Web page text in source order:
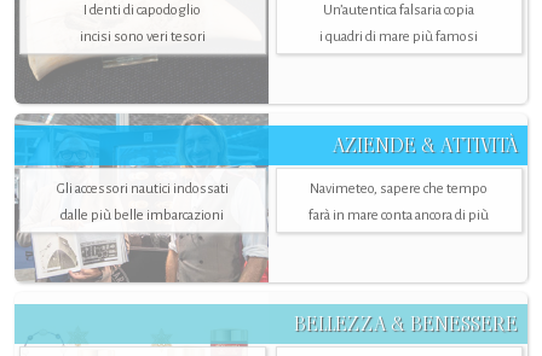
I denti di capodoglio
incisi sono veri tesori
Un’autentica falsaria copia
i quadri di mare più famosi
AZIENDE & ATTIVITÀ
Gli accessori nautici indossati
dalle più belle imbarcazioni
Navimeteo, sapere che tempo
farà in mare conta ancora di più
BELLEZZA & BENESSERE